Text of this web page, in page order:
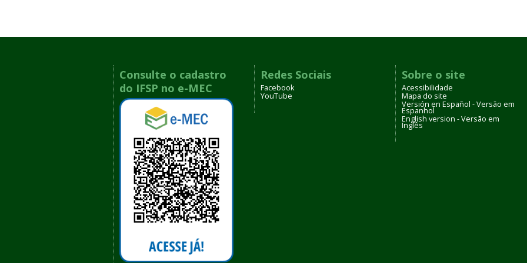
Consulte o cadastro
do IFSP no e-MEC
Redes Sociais
Facebook
YouTube
Sobre o site
Acessibilidade
Mapa do site
Versión en Español - Versão em
Espanhol
English version - Versão em
Inglês